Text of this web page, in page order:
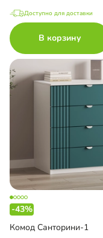
Доступно для доставки
В корзину
-43%
Комод Санторини-1